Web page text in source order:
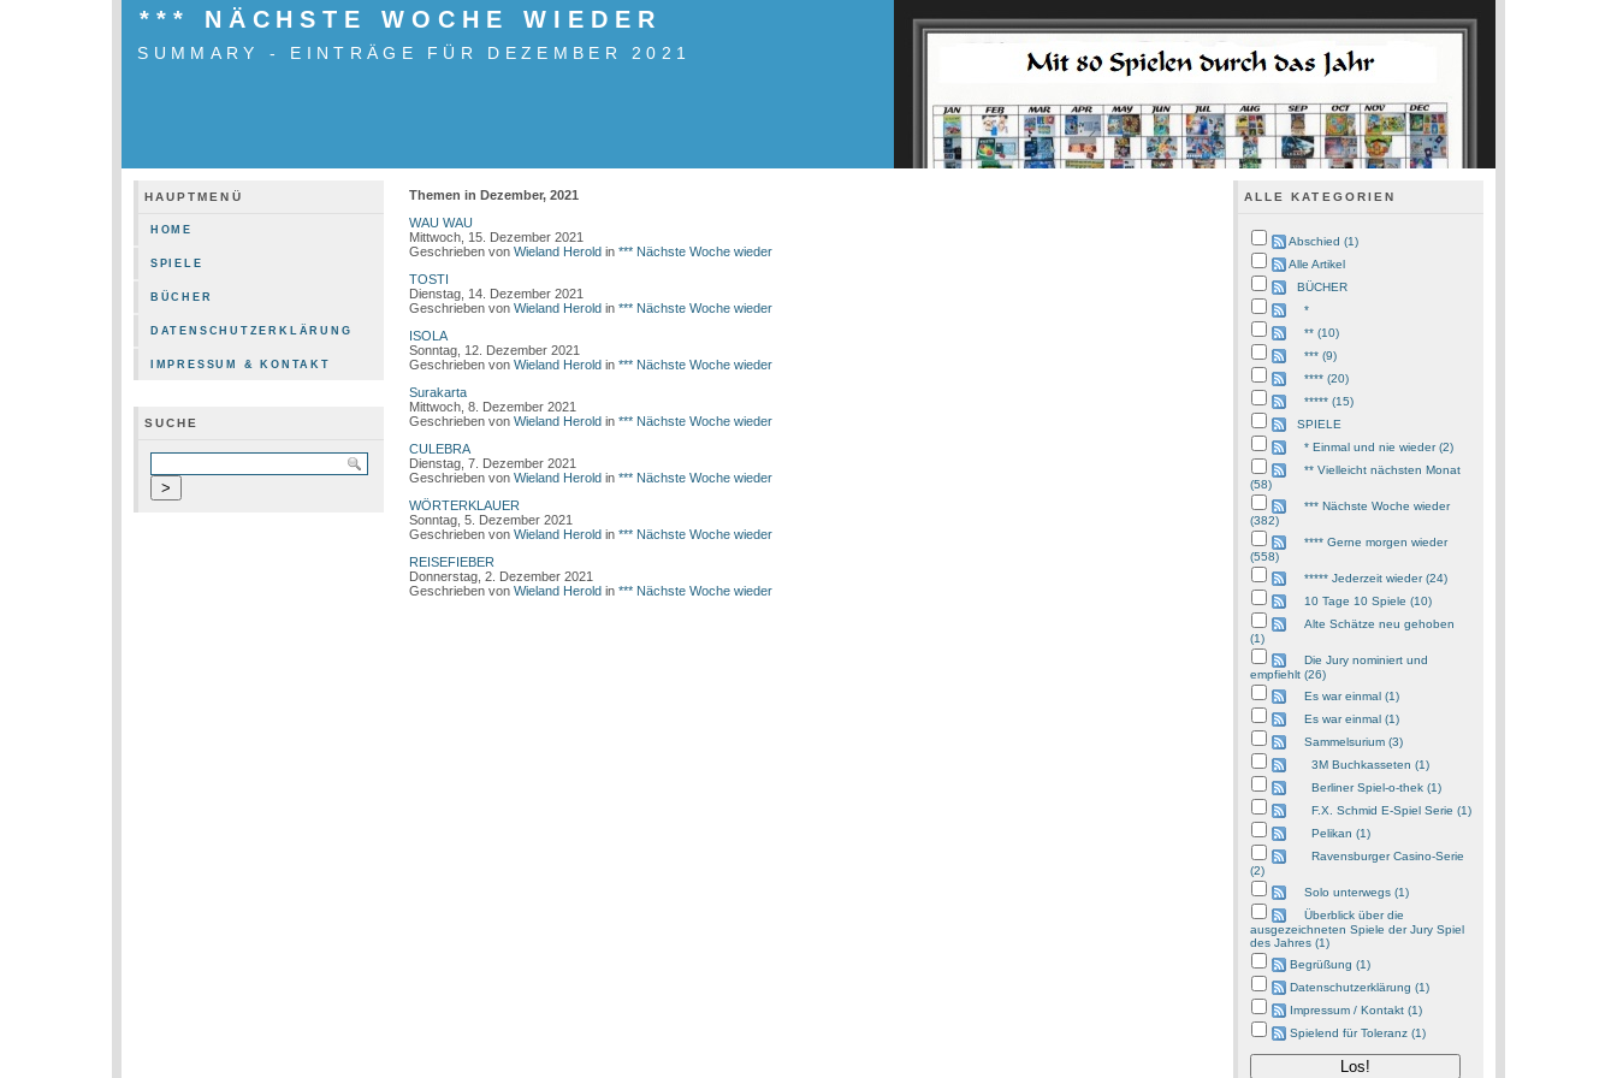
*** NÄCHSTE WOCHE WIEDER
SUMMARY - EINTRÄGE FÜR DEZEMBER 2021
HAUPTMENÜ
HOME
SPIELE
BÜCHER
DATENSCHUTZERKLÄRUNG
IMPRESSUM & KONTAKT
SUCHE
Themen in Dezember, 2021
WAU WAU
Mittwoch, 15. Dezember 2021
Geschrieben vonWieland Herold in*** Nächste Woche wieder
TOSTI
Dienstag, 14. Dezember 2021
Geschrieben vonWieland Herold in*** Nächste Woche wieder
ISOLA
Sonntag, 12. Dezember 2021
Geschrieben vonWieland Herold in*** Nächste Woche wieder
Surakarta
Mittwoch, 8. Dezember 2021
Geschrieben vonWieland Herold in*** Nächste Woche wieder
CULEBRA
Dienstag, 7. Dezember 2021
Geschrieben vonWieland Herold in*** Nächste Woche wieder
WÖRTERKLAUER
Sonntag, 5. Dezember 2021
Geschrieben vonWieland Herold in*** Nächste Woche wieder
REISEFIEBER
Donnerstag, 2. Dezember 2021
Geschrieben vonWieland Herold in*** Nächste Woche wieder
ALLE KATEGORIEN
Abschied (1)
Alle Artikel
BÜCHER
*
** (10)
*** (9)
**** (20)
***** (15)
SPIELE
* Einmal und nie wieder (2)
** Vielleicht nächsten Monat
(58)
*** Nächste Woche wieder
(382)
**** Gerne morgen wieder
(558)
***** Jederzeit wieder (24)
10 Tage 10 Spiele (10)
Alte Schätze neu gehoben
(1)
Die Jury nominiert und
empfiehlt (26)
Es war einmal (1)
Es war einmal (1)
Sammelsurium (3)
3M Buchkasseten (1)
Berliner Spiel-o-thek (1)
F.X. Schmid E-Spiel Serie (1)
Pelikan (1)
Ravensburger Casino-Serie
(2)
Solo unterwegs (1)
Überblick über die
ausgezeichneten Spiele der Jury Spiel
des Jahres (1)
Begrüßung (1)
Datenschutzerklärung (1)
Impressum / Kontakt (1)
Spielend für Toleranz (1)